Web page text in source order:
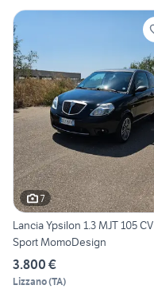
7
Lancia Ypsilon 1.3 MJT 105 CV
Sport MomoDesign
3.800 €
Lizzano(TA)